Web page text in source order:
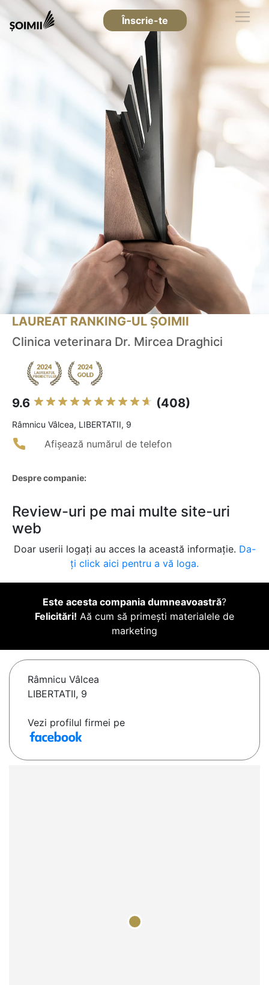
Înscrie-te
LAUREAT RANKING-UL ȘOIMII
Clinica veterinara Dr. Mircea Draghici
9.6 (408)
Râmnicu Vâlcea, LIBERTATII, 9
Afișează numărul de telefon
Despre companie:
Review-uri pe mai multe site-uri
web
Doar userii logați au acces la această informație. Da-
ți click aici pentru a vă loga.
Este acesta compania dumneavoastră?
Felicitări! Aă cum să primești materialele de
marketing
Râmnicu Vâlcea
LIBERTATII, 9
Vezi profilul firmei pe